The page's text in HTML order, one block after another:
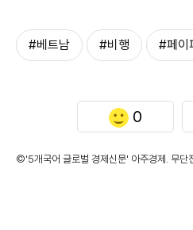
#베트남 #비행 #페이
0
©'5개국어 글로벌 경제신문' 아주경제. 무단